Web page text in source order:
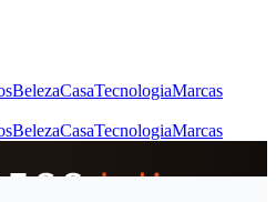
BelezaCasaTecnologiaMarcas
BelezaCasaTecnologiaMarcas